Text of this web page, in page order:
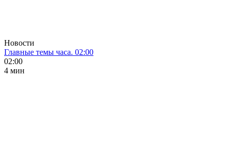
Новости
Главные темы часа. 02:00
02:00
4 мин